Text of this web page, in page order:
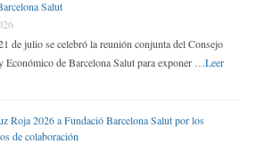
Salut
de julio se celebró la reunión conjunta del Consejo
Económico de Barcelona Salut para exponer … Leer
Roja 2026 a Fundació Barcelona Salut por los
de colaboración